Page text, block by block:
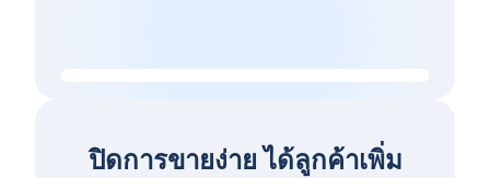
ปิดการขายง่าย ได้ลูกค้าเพิ่ม